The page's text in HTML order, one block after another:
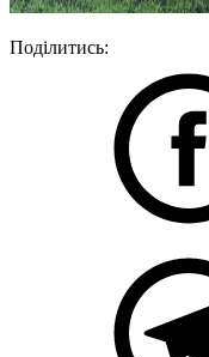
Поділитись: